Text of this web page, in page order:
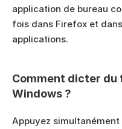
application de bureau
fois dans Firefox et
applications.
Comment dicter du
Windows ?
Appuyez simultanément